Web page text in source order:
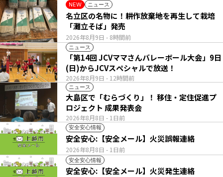
NEW ニュース
2026年8月9日 - 8時間前
名立区の名物に！耕作放棄地を再生して栽培
「灘立そば」発売
ニュース
2026年8月9日 - 12時間前
「第14回 JCVママさんバレーボール大会」9日
(日)からJCVスペシャルで放送！
ニュース
2026年8月8日 - 1日前
大島区で「むらづくり」！ 移住・定住促進プ
ロジェクト 成果発表会
安全安心情報
2026年8月8日 - 1日前
安全安心:【安全メール】火災誤報連絡
安全安心情報
安全安心:【安全メール】火災発生連絡